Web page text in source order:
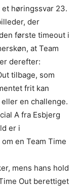
et høringssvar 23.
der
første timeout i
at Team
derefter:
tilbage, som
frit kan
en challenge.
A fra Esbjerg
er i
en Team Time
mens hans hold
Out berettiget